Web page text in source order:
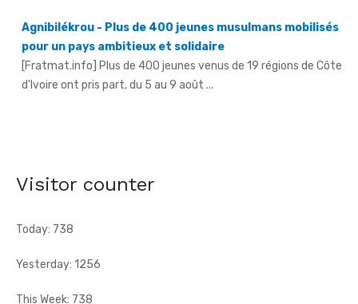
d'Ivoire ont pris part, du 5 au 9 août ...
quarts de finale ...
Visitor counter
Today: 738
Yesterday: 1256
This Week: 738